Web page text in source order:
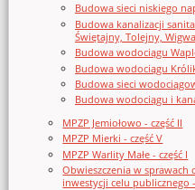
Budowa sieci niskiego
Budowa kanalizacji
Świętajny, Tolejny,
Budowa wodociągu
Budowa wodociągu
Budowa sieci
Budowa wodociągu i
MPZP Jemiołowo - część II
MPZP Mierki - część V
MPZP Warlity Małe - część I
Obwieszczenia w
inwestycji celu publicznego